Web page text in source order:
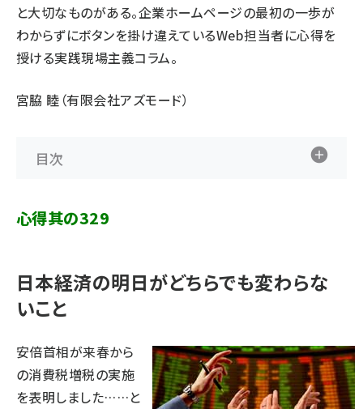
と大切なものがある。企業ホームページの最初の一歩が
わからずにボタンを掛け違えているWeb担当者に心得を
授ける実践現場主義コラム。
宮脇 睦（有限会社アズモード）
目次
心得其の329
日本経済の明日がどちらでも変わらな
いこと
安倍首相が来春から
の消費税増税の実施
を表明しました……と